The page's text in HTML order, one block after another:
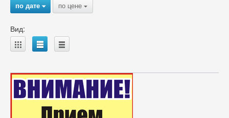
по дате{ по цене {
Вид:
A B C